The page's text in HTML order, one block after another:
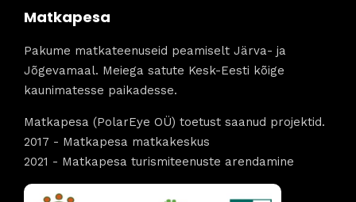
Matkapesa
Pakume matkateenuseid peamiselt Järva- ja
Jõgevamaal. Meiega satute Kesk-Eesti kõige
kaunimatesse paikadesse.
Matkapesa (PolarEye OÜ) toetust saanud projektid.
2017 - Matkapesa matkakeskus
2021 - Matkapesa turismiteenuste arendamine